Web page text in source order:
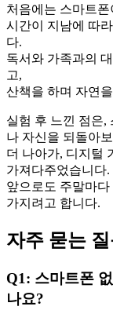
처음에는 스마트
시간이 지남에 따
다.
독서와 가족과의
고,
산책을 하며 자연
실험 후 느낀 점은,
나 자신을 되돌아
더 나아가, 디지털
가져다주었습니다.
앞으로도 주말마
가지려고 합니다.
자주 묻는
Q1: 스마트폰
나요?